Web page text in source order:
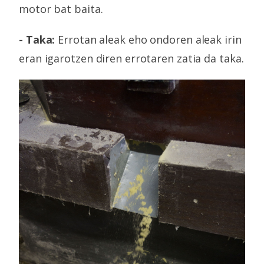
motor bat baita.
- Taka: Errotan aleak eho ondoren aleak irin
eran igarotzen diren errotaren zatia da taka.